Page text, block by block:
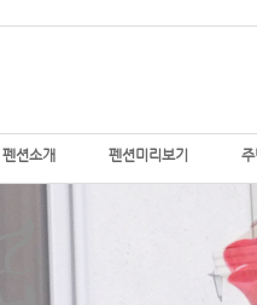
펜션소개 펜션미리보기 주